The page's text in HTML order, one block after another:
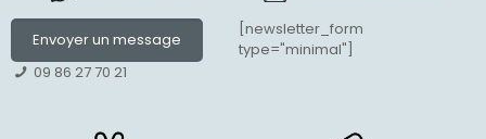
Envoyer un message
09 86 27 70 21
[newsletter_form
type="minimal"]